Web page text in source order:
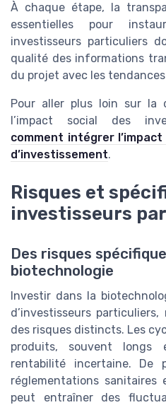
À chaque étape, la
essentielles pour
investisseurs particuliers
qualité des informations
du projet avec les
Pour aller plus loin sur la
l’impact social des
comment intégrer
d’investissement.
Risques et
investisseurs
Des risques
biotechnologie
Investir dans la
d’investisseurs
des risques distincts. Les
produits, souvent
rentabilité incertaine. De
réglementations
peut entraîner des